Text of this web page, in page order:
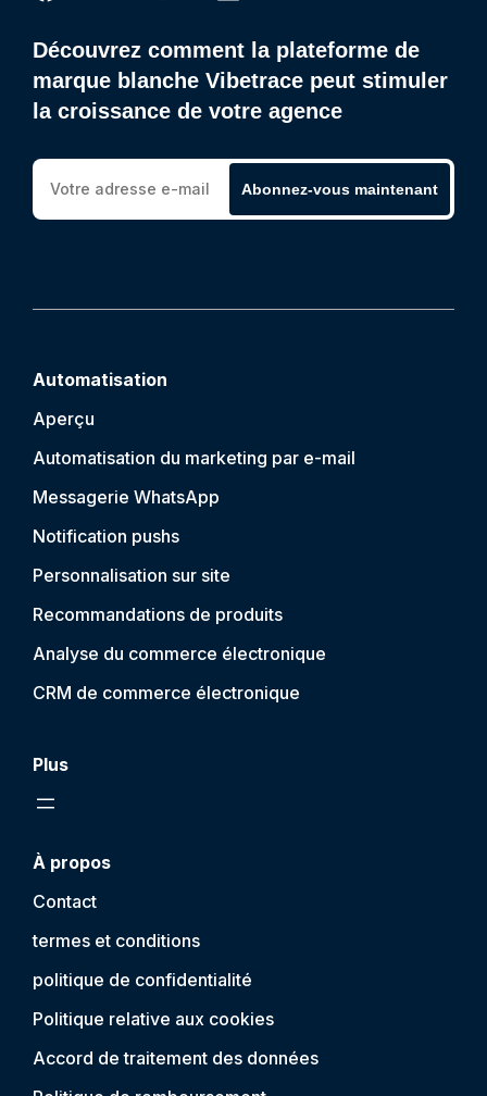
Découvrez comment la plateforme de
marque blanche Vibetrace peut stimuler
la croissance de votre agence
Abonnez-vous maintenant
Automatisation
Aperçu
Automatisation du marketing par e-mail
Messagerie WhatsApp
Notification pushs
Personnalisation sur site
Recommandations de produits
Analyse du commerce électronique
CRM de commerce électronique
Plus
À propos
Contact
termes et conditions
politique de confidentialité
Politique relative aux cookies
Accord de traitement des données